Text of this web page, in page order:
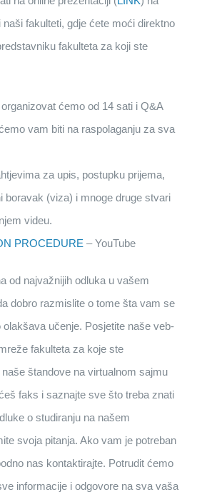
fakulteti, gdje ćete moći direktno
fakulteta za koji ste
ćemo od 14 sati i Q&A
vam biti na raspolaganju za sva
za upis, postupku prijema,
boravak (viza) i mnoge druge stvari
videu.
PROCEDURE – YouTube
od najvažnijih odluka u vašem
dobro razmislite o tome šta vam se
olakšava učenje. Posjetite naše veb-
fakulteta za koje ste
štandove na virtualnom sajmu
faks i saznajte sve što treba znati
o studiranju na našem
svoja pitanja. Ako vam je potreban
nas kontaktirajte. Potrudit ćemo
informacije i odgovore na sva vaša